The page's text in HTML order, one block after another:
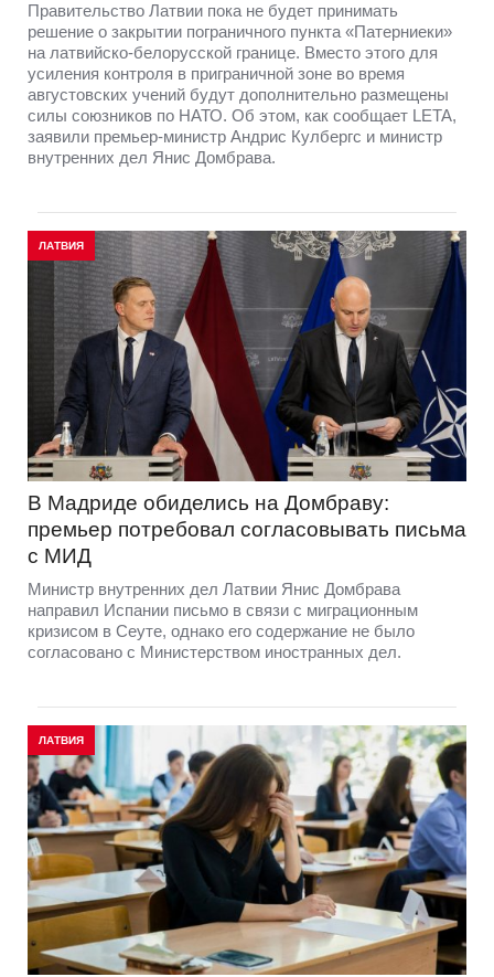
Правительство Латвии пока не будет принимать
решение о закрытии пограничного пункта «Патерниеки»
на латвийско-белорусской границе. Вместо этого для
усиления контроля в приграничной зоне во время
августовских учений будут дополнительно размещены
силы союзников по НАТО. Об этом, как сообщает LETA,
заявили премьер-министр Андрис Кулбергс и министр
внутренних дел Янис Домбрава.
ЛАТВИЯ
В Мадриде обиделись на Домбраву:
премьер потребовал согласовывать письма
с МИД
Министр внутренних дел Латвии Янис Домбрава
направил Испании письмо в связи с миграционным
кризисом в Сеуте, однако его содержание не было
согласовано с Министерством иностранных дел.
ЛАТВИЯ